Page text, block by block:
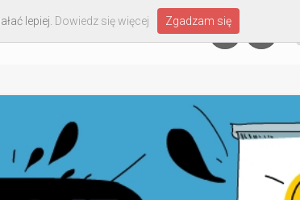
lepiej. Dowiedz się więcej Zgadzam się